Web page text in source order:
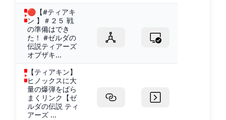
🔴【#ティアキ
ン 】＃２５ 戦
の準備はでき
た！ #ゼルダの
伝説ティアーズ
オブザキ...
【ティアキン】
ヒノックスに大
量の爆弾をばら
まくリンク【ゼ
ルダの伝説 ティ
アーズ ...